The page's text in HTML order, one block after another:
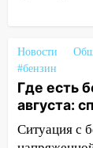
повысят
14:01
более
судом
Новости
#бензин
Где есть
августа:
Ситуация с